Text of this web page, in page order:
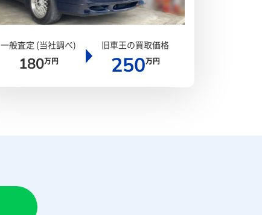
一般査定 (当社調べ)
180万円
旧車王の買取価格
250万円